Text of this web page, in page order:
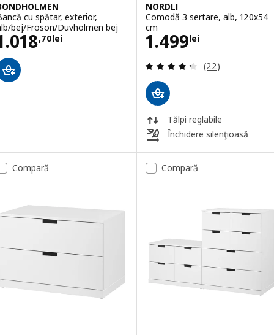
cu spătar, exterior,
bej/Frösön/Duvholmen bej
,70lei
1018,70lei
NORDLI
Comodă 3 sertare, alb, 120x54
cm
1.499lei
Preţ 1499lei
Evaluare: 4.3
(22)
Tălpi reglabile
Închidere silenţioasă
Compară Compară